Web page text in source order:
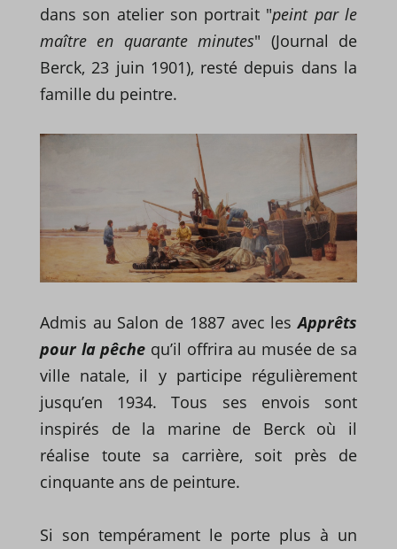
dans son atelier son portrait "peint par le
maître en quarante minutes" (Journal de
Berck, 23 juin 1901), resté depuis dans la
famille du peintre.
Admis au Salon de 1887 avec lesApprêts
pour la pêche qu’il offrira au musée de sa
ville natale, il y participe régulièrement
jusqu’en 1934. Tous ses envois sont
inspirés de la marine de Berck où il
réalise toute sa carrière, soit près de
cinquante ans de peinture.
Si son tempérament le porte plus à un